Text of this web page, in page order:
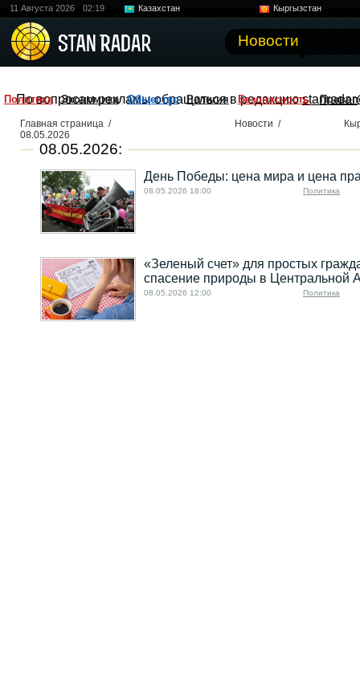
11 Августа 2026 02:19 Казахстан
Кыргызстан
Новости
Политика Экономика Общество Религия Безопасность
По вопросам рекламы обращаться в редакцию
Главная страница / Новости /
08.05.2026
08.05.2026:
День Победы: цена мира и цена
08.05.2026 18:00 Политика
«Зеленый счет» для простых
спасение природы в Центральной
08.05.2026 12:00 Политика